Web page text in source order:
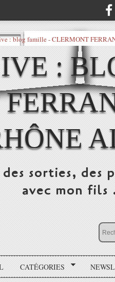
:
sorties, des
avec mon fils
CATÉGORIES